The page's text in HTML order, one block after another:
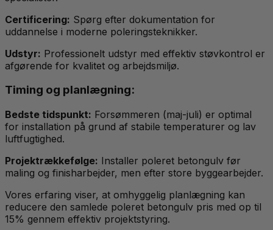
Certificering: Spørg efter dokumentation for
uddannelse i moderne poleringsteknikker.
Udstyr: Professionelt udstyr med effektiv støvkontrol er
afgørende for kvalitet og arbejdsmiljø.
Timing og planlægning:
Bedste tidspunkt: Forsømmeren (maj-juli) er optimal
for installation på grund af stabile temperaturer og lav
luftfugtighed.
Projektrækkefølge: Installer poleret betongulv før
maling og finisharbejder, men efter store byggearbejder.
Vores erfaring viser, at omhyggelig planlægning kan
reducere den samlede poleret betongulv pris med op til
15% gennem effektiv projektstyring.